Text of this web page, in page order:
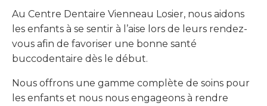
Au Centre Dentaire Vienneau Losier, nous aidons
les enfants à se sentir à l’aise lors de leurs rendez-
vous afin de favoriser une bonne santé
buccodentaire dès le début.
Nous offrons une gamme complète de soins pour
les enfants et nous nous engageons à rendre